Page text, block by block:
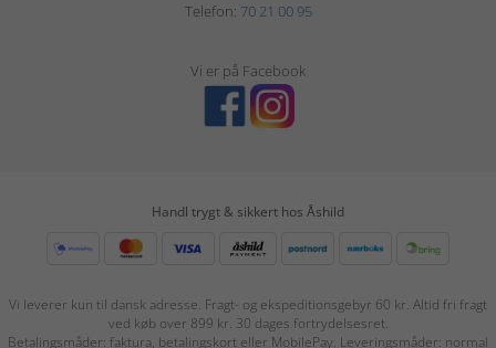
Telefon: 70 21 00 95
Vi er på Facebook
Handl trygt & sikkert hos Åshild
Vi leverer kun til dansk adresse. Fragt- og ekspeditionsgebyr 60 kr. Altid fri fragt
ved køb over 899 kr. 30 dages fortrydelsesret.
Betalingsmåder: faktura, betalingskort eller MobilePay. Leveringsmåder: normal